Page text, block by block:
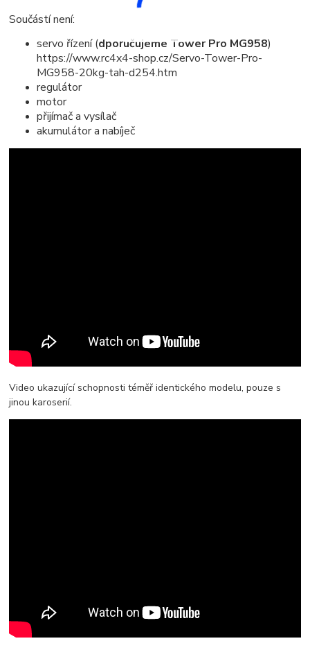
Součástí není:
servo řízení (dporučujeme Tower Pro MG958)
https://www.rc4x4-shop.cz/Servo-Tower-Pro-
MG958-20kg-tah-d254.htm
regulátor
motor
přijímač a vysílač
akumulátor a nabíječ
Video ukazující schopnosti téměř identického modelu, pouze s
jinou karoserií.